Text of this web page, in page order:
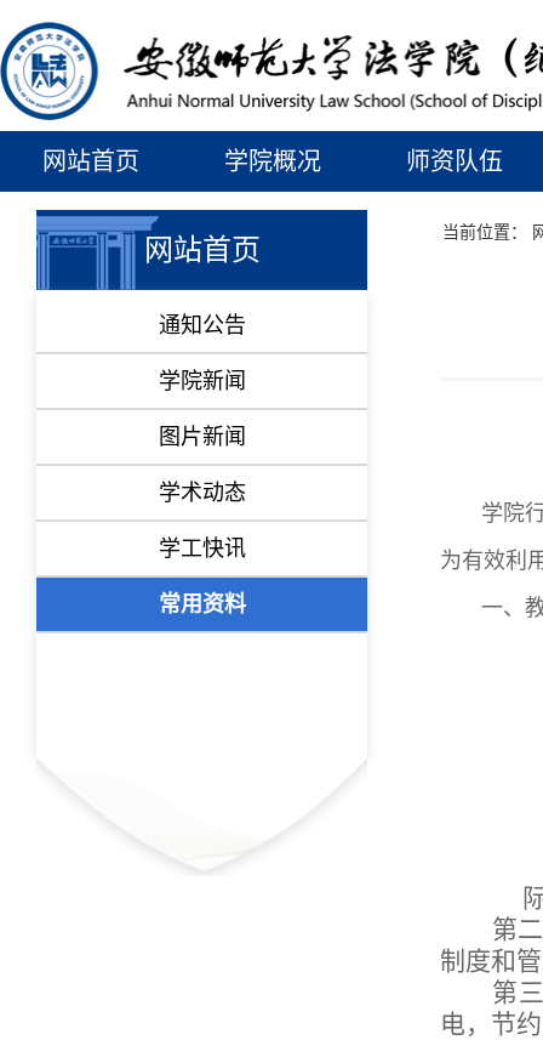
网站首页 学院概况 师资队伍
网站首页
通知公告
学院新闻
图片新闻
学术动态
学工快讯
常用资料
当前位置：
学院
为有效利
一、
第
制度和
第
电，节